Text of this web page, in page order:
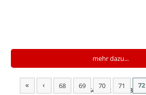
mehr dazu...
Seite 72 von 73
« ‹ 68 69 70 71 72